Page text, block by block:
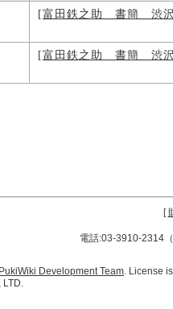
[富田鉄之助 書簡 渋
[富田鉄之助 書簡 渋
[
電話:03-3910-2314
PukiWiki Development Team. License is
LTD.